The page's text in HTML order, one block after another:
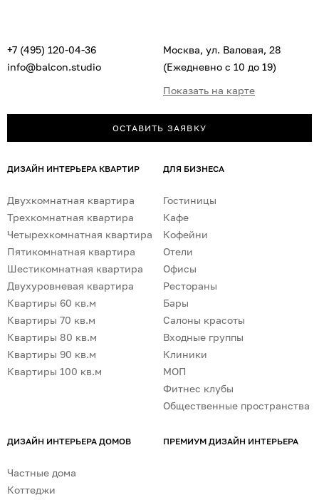
+7 (495) 120-04-36
info@balcon.studio
Москва, ул. Валовая, 28
(Ежедневно с 10 до 19)
Показать на карте
ОСТАВИТЬ ЗАЯВКУ
ДИЗАЙН ИНТЕРЬЕРА КВАРТИР
Двухкомнатная квартира
Трехкомнатная квартира
Четырехкомнатная квартира
Пятикомнатная квартира
Шестикомнатная квартира
Двухуровневая квартира
Квартиры 60 кв.м
Квартиры 70 кв.м
Квартиры 80 кв.м
Квартиры 90 кв.м
Квартиры 100 кв.м
ДЛЯ БИЗНЕСА
Гостиницы
Кафе
Кофейни
Отели
Офисы
Рестораны
Бары
Салоны красоты
Входные группы
Клиники
МОП
Фитнес клубы
Общественные пространства
ДИЗАЙН ИНТЕРЬЕРА ДОМОВ
Частные дома
Коттеджи
ПРЕМИУМ ДИЗАЙН ИНТЕРЬЕРА